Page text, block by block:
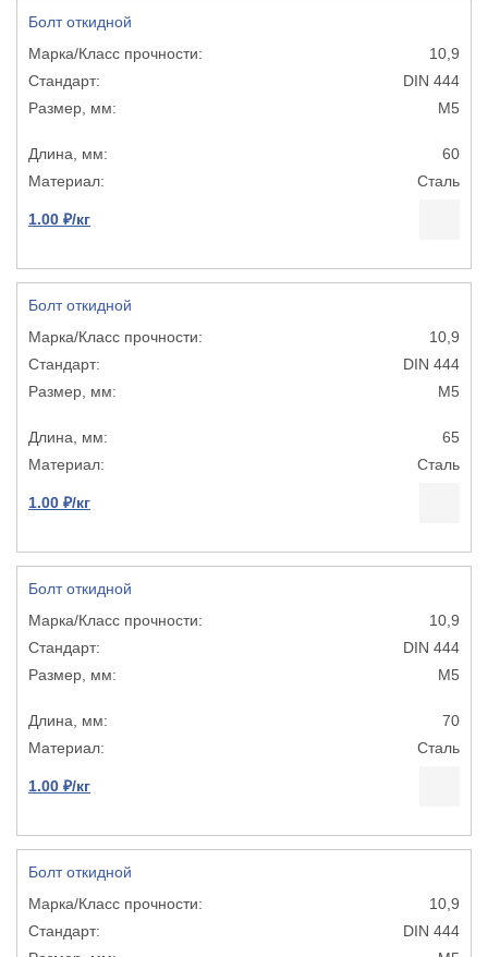
Болт откидной
10,9
DIN 444
М5
60
Сталь
1.00 ₽/кг
Болт откидной
10,9
DIN 444
М5
65
Сталь
1.00 ₽/кг
Болт откидной
10,9
DIN 444
М5
70
Сталь
1.00 ₽/кг
Болт откидной
10,9
DIN 444